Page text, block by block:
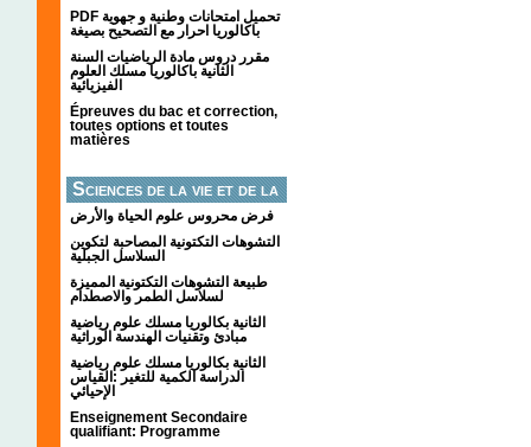
PDF تحميل امتحانات وطنية و جهوية
باكالوريا احرار مع التصحيح بصيغة
مقرر دروس مادة الرياضيات السنة
الثانية باكالوريا مسلك العلوم
الفيزيائية
Épreuves du bac et correction,
toutes options et toutes
matières
Sciences de la vie et de la
terre
فرض محروس علوم الحياة والأرض
التشوهات التكتونیة المصاحبة لتكوین
السلاسل الجبلیة
طبيعة التشوهات التكتونية المميزة
لسلاسل الطمر والاصطدام
الثانية بكالوريا مسلك علوم رياضية
مبادئ وتقنيات الهندسة الوراثية
الثانية بكالوريا مسلك علوم رياضية
الدراسة الكمية للتغير :القياس
الإحيائي
Enseignement Secondaire
qualifiant: Programme